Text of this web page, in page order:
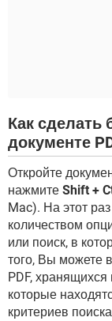
Как сделать
документе
Откройте
нажмите Shift +
Mac). На этот
количеством
или поиск, в
того, Вы можете
PDF, хранящихся
которые
критериев